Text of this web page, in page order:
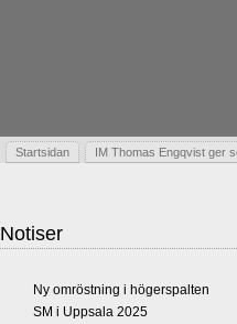
Startsidan IM Thomas Engqvist ger
Notiser
Ny omröstning i högerspalten
SM i Uppsala 2025